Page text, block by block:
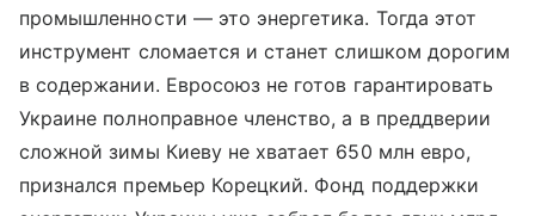
промышленности — это энергетика. Тогда этот
инструмент сломается и станет слишком дорогим
в содержании. Евросоюз не готов гарантировать
Украине полноправное членство, а в преддверии
сложной зимы Киеву не хватает 650 млн евро,
признался премьер Корецкий. Фонд поддержки